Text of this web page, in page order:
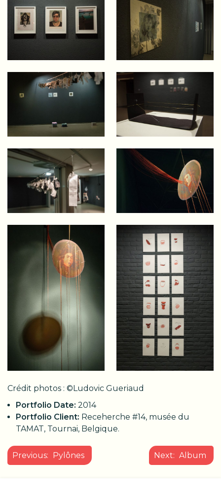
Crédit photos : ©Ludovic Gueriaud
Portfolio Date: 2014
Portfolio Client: Receherche #14, musée du
TAMAT, Tournai, Belgique.
NAVIGATION
DE
Previous: Pylônes Next: Album